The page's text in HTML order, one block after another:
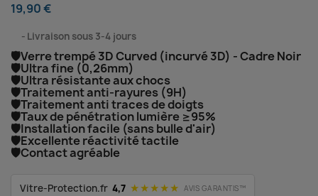
19,90 €
Livraison sous 3-4 jours
🛡️Verre trempé 3D Curved (incurvé 3D) - Cadre Noir
🛡️Ultra fine (0,26mm)
🛡️Ultra résistante aux chocs
🛡️Traitement anti-rayures (9H)
🛡️Traitement anti traces de doigts
🛡️Taux de pénétration lumière ≥95%
🛡️Installation facile (sans bulle d'air)
🛡️Excellente réactivité tactile
🛡️Contact agréable
Vitre-Protection.fr 4,7 ★★★★★ AVIS GARANTIS™